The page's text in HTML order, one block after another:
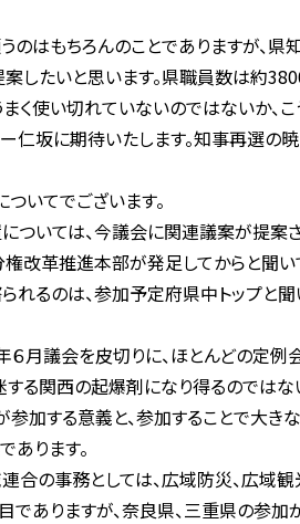
はもちろんのことでありますが、県
したいと思います。県職員数は約
く使い切れていないのではないか、
仁坂に期待いたします。知事再選
いてでございます。
ついては、今議会に関連議案が提案
改革推進本部が発足してからと聞
るのは、参加予定府県中トップと聞
月議会を皮切りに、ほとんどの定
する関西の起爆剤になり得るのでは
参加する意義と、参加することで大
ります。
の事務としては、広域防災、広域観
ありますが、奈良県、三重県の参加